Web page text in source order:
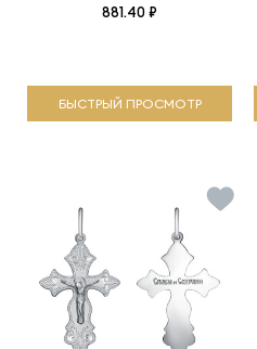
881.40 ₽
БЫСТРЫЙ ПРОСМОТР